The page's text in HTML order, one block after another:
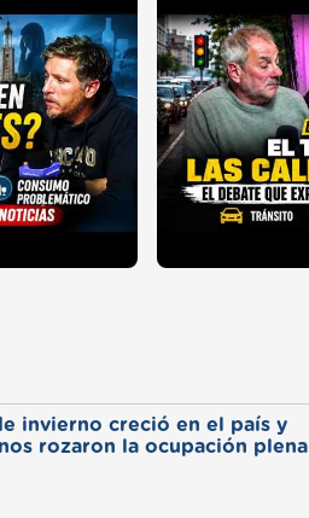
invierno creció en el país y
rozaron la ocupación plena